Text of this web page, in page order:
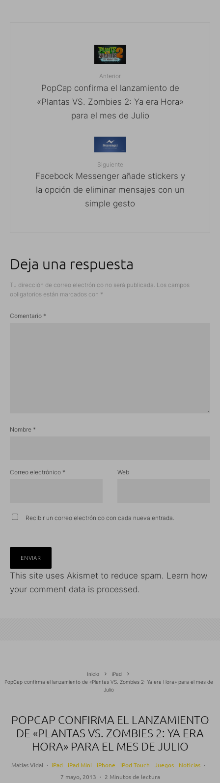
Anterior
PopCap confirma el lanzamiento de
«Plantas VS. Zombies 2: Ya era Hora»
para el mes de Julio
Siguiente
Facebook Messenger añade stickers y
la opción de eliminar mensajes con un
simple gesto
Deja una respuesta
Tu dirección de correo electrónico no será publicada. Los campos
obligatorios están marcados con *
Comentario *
Nombre *
Correo electrónico * Web
Recibir un correo electrónico con cada nueva entrada.
This site uses Akismet to reduce spam. Learn how
your comment data is processed.
Inicio
iPad
PopCap confirma el lanzamiento de «Plantas VS. Zombies 2: Ya era Hora» para el mes de
Julio
POPCAP CONFIRMA EL LANZAMIENTO
DE «PLANTAS VS. ZOMBIES 2: YA ERA
HORA» PARA EL MES DE JULIO
Matías Vidal · iPad iPad Mini iPhone iPod Touch Juegos Noticias ·
7 mayo, 2013 · 2 Minutos de lectura